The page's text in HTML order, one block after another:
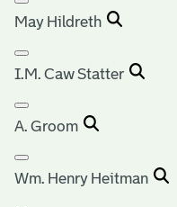
May Hildreth
I.M. Caw Statter
A. Groom
Wm. Henry Heitman